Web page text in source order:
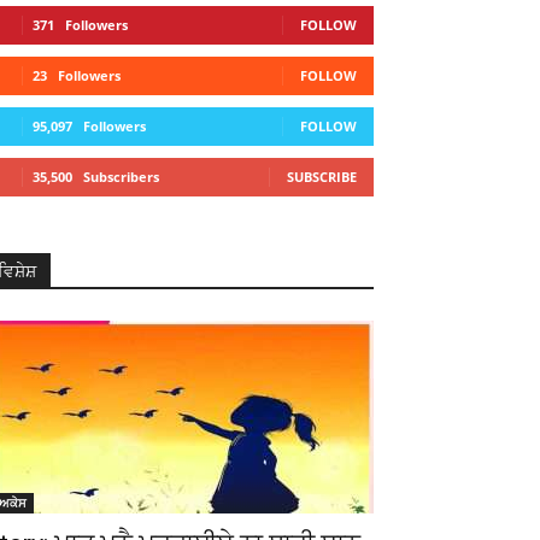
371 Followers FOLLOW
23 Followers FOLLOW
95,097 Followers FOLLOW
35,500 Subscribers SUBSCRIBE